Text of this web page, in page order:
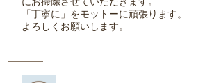
「丁寧に」をモットーに頑張ります。
よろしくお願いします。